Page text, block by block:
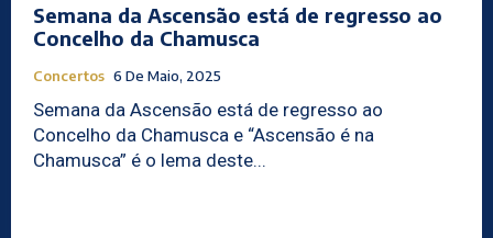
Semana da Ascensão está de regresso ao
Concelho da Chamusca
Concertos 6 De Maio, 2025
Semana da Ascensão está de regresso ao
Concelho da Chamusca e “Ascensão é na
Chamusca” é o lema deste...